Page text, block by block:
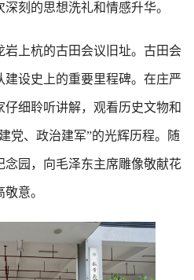
刻的思想洗礼和情感升华。
岩上杭的古田会议旧址。古田会
设史上的重要里程碑。在庄严
细聆听讲解，观看历史文物和
党、政治建军”的光辉历程。随
念园，向毛泽东主席雕像敬献花
意。